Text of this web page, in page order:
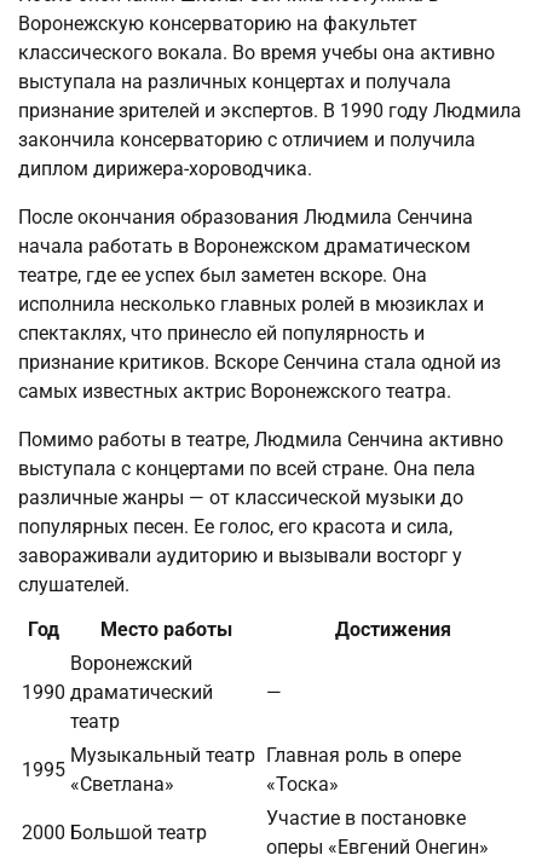
Воронежскую консерваторию на факультет
классического вокала. Во время учебы она активно
выступала на различных концертах и получала
признание зрителей и экспертов. В 1990 году Людмила
закончила консерваторию с отличием и получила
диплом дирижера-хороводчика.
После окончания образования Людмила Сенчина
начала работать в Воронежском драматическом
театре, где ее успех был заметен вскоре. Она
исполнила несколько главных ролей в мюзиклах и
спектаклях, что принесло ей популярность и
признание критиков. Вскоре Сенчина стала одной из
самых известных актрис Воронежского театра.
Помимо работы в театре, Людмила Сенчина активно
выступала с концертами по всей стране. Она пела
различные жанры — от классической музыки до
популярных песен. Ее голос, его красота и сила,
завораживали аудиторию и вызывали восторг у
слушателей.
Год
Место работы Достижения
1990
Воронежский
драматический
театр
—
1995
Музыкальный театр
«Светлана»
Главная роль в опере
«Тоска»
2000 Большой театр
Участие в постановке
оперы «Евгений Онегин»